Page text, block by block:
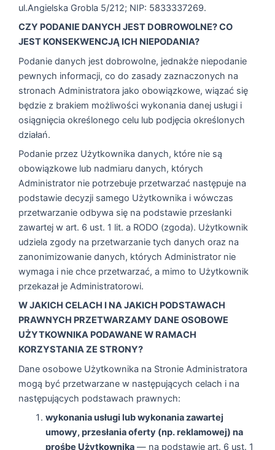
ul.Angielska Grobla 5/212; NIP: 5833337269.
CZY PODANIE DANYCH JEST DOBROWOLNE? CO
JEST KONSEKWENCJĄ ICH NIEPODANIA?
Podanie danych jest dobrowolne, jednakże niepodanie
pewnych informacji, co do zasady zaznaczonych na
stronach Administratora jako obowiązkowe, wiązać się
będzie z brakiem możliwości wykonania danej usługi i
osiągnięcia określonego celu lub podjęcia określonych
działań.
Podanie przez Użytkownika danych, które nie są
obowiązkowe lub nadmiaru danych, których
Administrator nie potrzebuje przetwarzać następuje na
podstawie decyzji samego Użytkownika i wówczas
przetwarzanie odbywa się na podstawie przesłanki
zawartej w art. 6 ust. 1 lit. a RODO (zgoda). Użytkownik
udziela zgody na przetwarzanie tych danych oraz na
zanonimizowanie danych, których Administrator nie
wymaga i nie chce przetwarzać, a mimo to Użytkownik
przekazał je Administratorowi.
W JAKICH CELACH I NA JAKICH PODSTAWACH
PRAWNYCH PRZETWARZAMY DANE OSOBOWE
UŻYTKOWNIKA PODAWANE W RAMACH
KORZYSTANIA ZE STRONY?
Dane osobowe Użytkownika na Stronie Administratora
mogą być przetwarzane w następujących celach i na
następujących podstawach prawnych:
wykonania usługi lub wykonania zawartej
umowy, przesłania oferty (np. reklamowej) na
prośbę Użytkownika— na podstawie art. 6 ust. 1